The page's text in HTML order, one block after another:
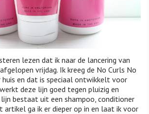
lezen dat ik naar de lancering van
vrijdag. Ik kreeg de No Curls No
huis en dat is speciaal ontwikkelt voor
deze lijn goed tegen pluizig en
lijn bestaat uit een shampoo, conditioner
artikel ga ik er dieper op in en laat ik voor